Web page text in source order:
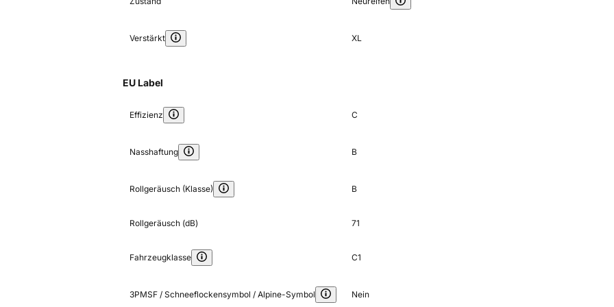
Verstärkt XL
EU Label
Effizienz C
Nasshaftung B
Rollgeräusch (Klasse) B
Rollgeräusch (dB) 71
Fahrzeugklasse C1
3PMSF / Schneeflockensymbol / Alpine-Symbol Nein